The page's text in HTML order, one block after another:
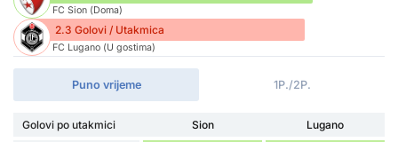
FC Sion (Doma)
2.3 Golovi / Utakmica
FC Lugano (U gostima)
Puno vrijeme 1P./2P.
Golovi po utakmici Sion Lugano